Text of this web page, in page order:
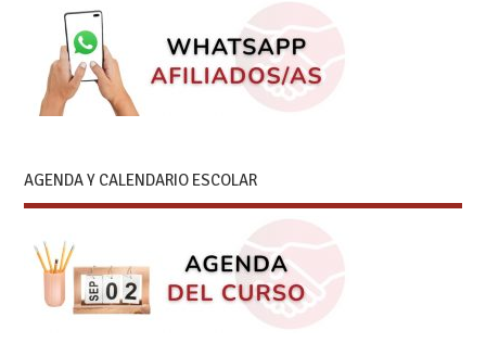
AGENDA Y CALENDARIO ESCOLAR